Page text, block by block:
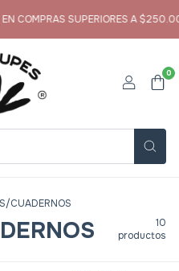
COMPRAS SUPERIORES A
0
CUADERNOS
10
productos